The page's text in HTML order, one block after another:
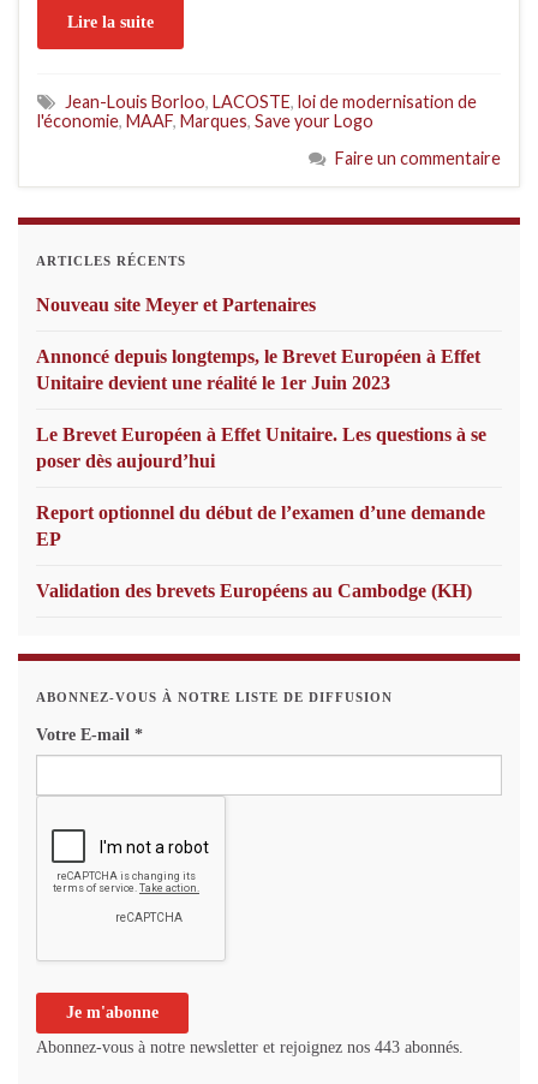
Lire la suite
Jean-Louis Borloo, LACOSTE, loi de modernisation de
l'économie, MAAF, Marques, Save your Logo
Faire un commentaire
ARTICLES RÉCENTS
Nouveau site Meyer et Partenaires
Annoncé depuis longtemps, le Brevet Européen à Effet
Unitaire devient une réalité le 1er Juin 2023
Le Brevet Européen à Effet Unitaire. Les questions à se
poser dès aujourd’hui
Report optionnel du début de l’examen d’une demande
EP
Validation des brevets Européens au Cambodge (KH)
ABONNEZ-VOUS À NOTRE LISTE DE DIFFUSION
Votre E-mail *
Abonnez-vous à notre newsletter et rejoignez nos 443 abonnés.